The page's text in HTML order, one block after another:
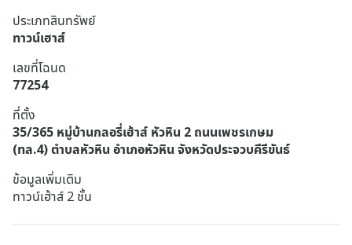
ประเภทสินทรัพย์
ทาวน์เฮาส์
เลขที่โฉนด
77254
ที่ตั้ง
35/365 หมู่บ้านกลอรี่เฮ้าส์ หัวหิน 2 ถนนเพชรเกษม
(ทล.4) ตำบลหัวหิน อำเภอหัวหิน จังหวัดประจวบคีรีขันธ์
ข้อมูลเพิ่มเติม
ทาวน์เฮ้าส์ 2 ชั้น